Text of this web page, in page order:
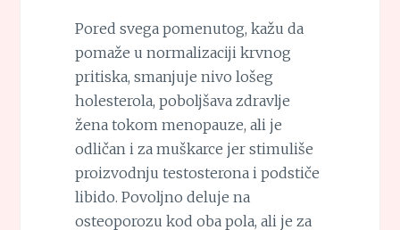
Pored svega pomenutog, kažu da
pomaže u normalizaciji krvnog
pritiska, smanjuje nivo lošeg
holesterola, poboljšava zdravlje
žena tokom menopauze, ali je
odličan i za muškarce jer stimuliše
proizvodnju testosterona i podstiče
libido. Povoljno deluje na
osteoporozu kod oba pola, ali je za